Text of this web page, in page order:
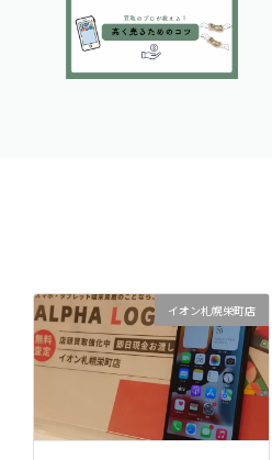
イオン札幌栄町店